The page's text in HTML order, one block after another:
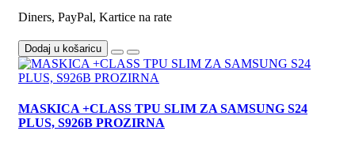
Diners, PayPal, Kartice na rate
Dodaj u košaricu
MASKICA +CLASS TPU SLIM ZA SAMSUNG S24
PLUS, S926B PROZIRNA